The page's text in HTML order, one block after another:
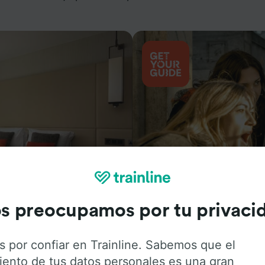
Actividades
preocupamos por tu
por confiar en Trainline. Sabemos que el
de tus datos personales es una gran